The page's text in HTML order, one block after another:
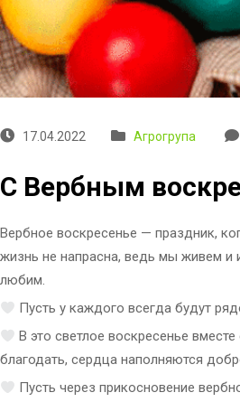
17.04.2022 Агрогрупа
С Вербным
Вербное воскресенье — праздник,
жизнь не напрасна, ведь мы живем и
любим.
Пусть у каждого всегда будут
В это светлое воскресенье
благодать, сердца наполняются
Пусть через прикосновение